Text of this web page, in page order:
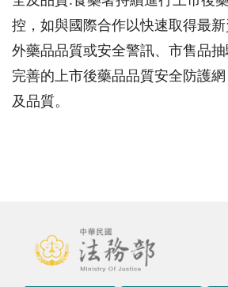
控，如與國際合作以快速取得最
外藥品品質或安全警訊、市售品
完善的上市後藥品品質安全防護
及品質。